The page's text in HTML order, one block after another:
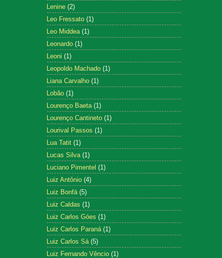
Lenine (2)
Leo Fressato (1)
Leo Middea (1)
Leonardo (1)
Leoni (1)
Leopoldo Machado (1)
Liana Carvalho (1)
Lobão (1)
Lourenço Baeta (1)
Lourenço Cantineto (1)
Lourival Passos (1)
Lua Tatit (1)
Lucas Silva (1)
Luciano Pimentel (1)
Luiz Antônio (4)
Luiz Bonfá (5)
Luiz Caldas (1)
Luiz Carlos Góes (1)
Luiz Carlos Paraná (1)
Luiz Carlos Sá (5)
Luiz Fernando Vêncio (1)